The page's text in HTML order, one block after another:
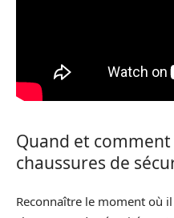
Quand et
chaussures de
Reconnaître le moment où